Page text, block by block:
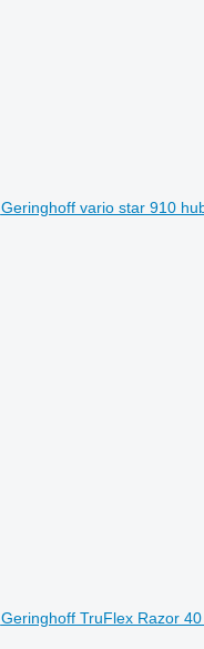
Geringhoff vario star 910
Geringhoff TruFlex Razor